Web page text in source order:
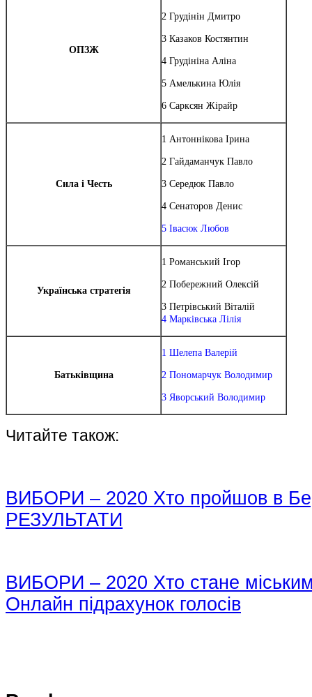
ОПЗЖ
2 Грудінін Дмитро
3 Казаков Костянтин
4 Грудініна Аліна
5 Амелькина Юлія
6 Сарксян Жірайр
Сила і Честь
1 Антоннікова Ірина
2 Гайдаманчук Павло
3 Середюк Павло
4 Сенаторов Денис
5 Івасюк Любов
Українська стратегія
1 Романський Ігор
2 Побережний Олексій
3 Петрівський Віталій
4 Марківська Лілія
Батьківщина
1 Шелепа Валерій
2 Пономарчук Володимир
3 Яворський Володимир
Читайте також:
ВИБОРИ – 2020 Хто пройшов в
РЕЗУЛЬТАТИ
ВИБОРИ – 2020 Хто стане
Онлайн підрахунок голосів